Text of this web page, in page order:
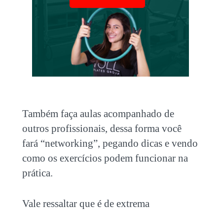
Também faça aulas acompanhado de
outros profissionais, dessa forma você
fará “networking”, pegando dicas e vendo
como os exercícios podem funcionar na
prática.
Vale ressaltar que é de extrema